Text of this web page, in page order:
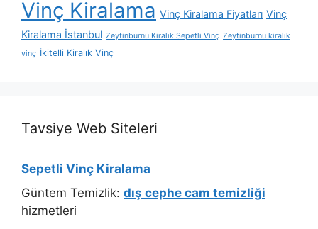
Vinç Kiralama Vinç Kiralama Fiyatları Vinç
Kiralama İstanbul Zeytinburnu Kiralık Sepetli Vinç Zeytinburnu kiralık
vinç İkitelli Kiralık Vinç
Tavsiye Web Siteleri
Sepetli Vinç Kiralama
Güntem Temizlik: dış cephe cam temizliği
hizmetleri